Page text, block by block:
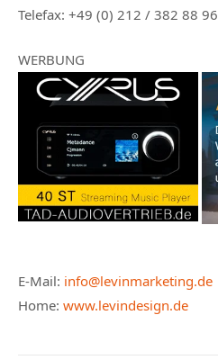
Telefax: +49 (0) 212 / 382 88 96
WERBUNG
E-Mail: info@levinmarketing.de
Home: www.levindesign.de